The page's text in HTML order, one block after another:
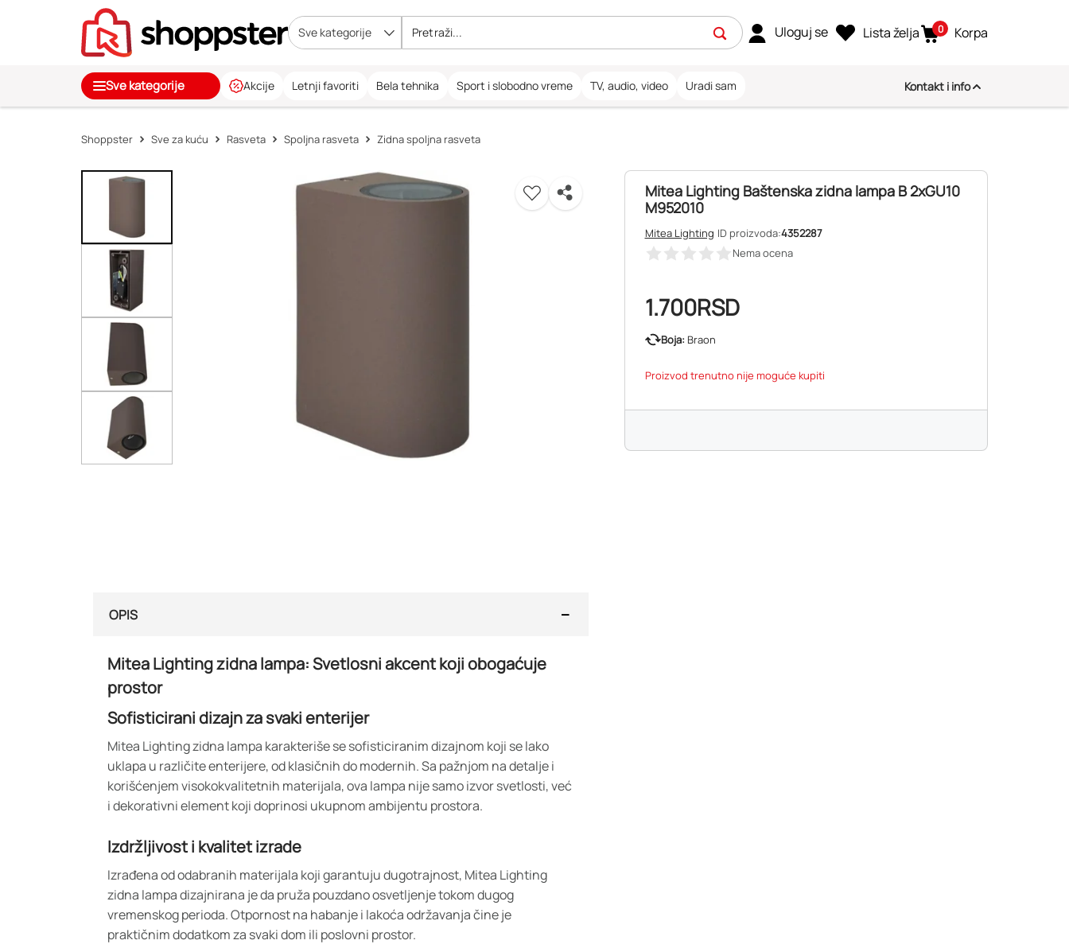
Sve kategorije Uloguj se Lista želja 0 Korpa
Sve kategorije Akcije Letnji favoriti Bela tehnika Sport i slobodno vreme TV, audio, video Uradi sam Kontakt i info
Shoppster Sve za kuću Rasveta Spoljna rasveta Zidna spoljna rasveta
Mitea Lighting Baštenska zidna lampa B 2xGU10
M952010
Mitea Lighting ID proizvoda:4352287
Nema ocena
1.700RSD
Boja: Braon
Proizvod trenutno nije moguće kupiti
OPIS
Mitea Lighting zidna lampa: Svetlosni akcent koji obogaćuje
prostor
Sofisticirani dizajn za svaki enterijer
Mitea Lighting zidna lampa karakteriše se sofisticiranim dizajnom koji se lako
uklapa u različite enterijere, od klasičnih do modernih. Sa pažnjom na detalje i
korišćenjem visokokvalitetnih materijala, ova lampa nije samo izvor svetlosti, već
i dekorativni element koji doprinosi ukupnom ambijentu prostora.
Izdržljivost i kvalitet izrade
Izrađena od odabranih materijala koji garantuju dugotrajnost, Mitea Lighting
zidna lampa dizajnirana je da pruža pouzdano osvetljenje tokom dugog
vremenskog perioda. Otpornost na habanje i lakoća održavanja čine je
praktičnim dodatkom za svaki dom ili poslovni prostor.